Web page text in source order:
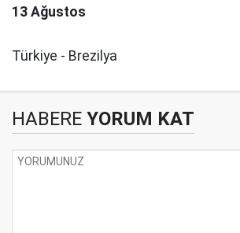
13 Ağustos
Türkiye - Brezilya
HABERE YORUM KAT